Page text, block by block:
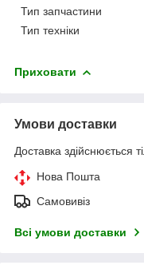
Тип запчастини
Тип техніки
Приховати
Умови доставки
Доставка здійснюється
Нова Пошта
Самовивіз
Всі умови доставки